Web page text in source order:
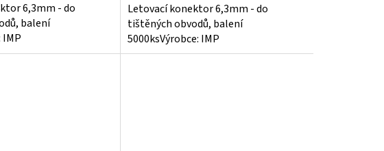
6,3mm - do
balení
IMP
Letovací konektor 6,3mm - do
tištěných obvodů, balení
5000ksVýrobce: IMP